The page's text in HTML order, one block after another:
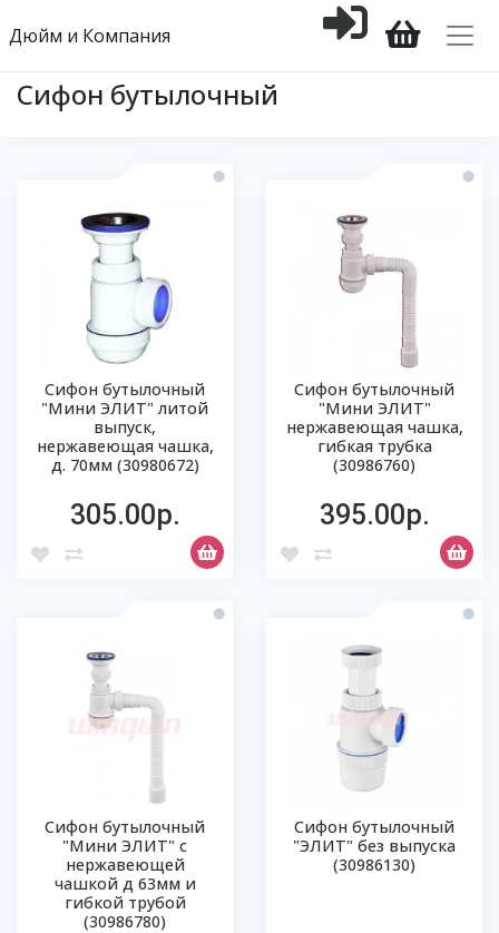
Дюйм и Компания
Сифон бутылочный
Сифон бутылочный
"Мини ЭЛИТ" литой
выпуск,
нержавеющая чашка,
д. 70мм (30980672)
305.00р.
Сифон бутылочный
"Мини ЭЛИТ"
нержавеющая чашка,
гибкая трубка
(30986760)
395.00р.
Сифон бутылочный
"Мини ЭЛИТ" с
нержавеющей
чашкой д 63мм и
гибкой трубой
(30986780)
Сифон бутылочный
"ЭЛИТ" без выпуска
(30986130)